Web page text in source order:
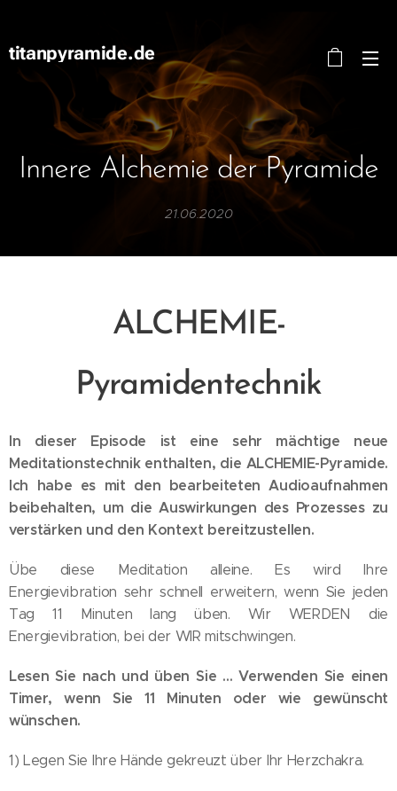
titanpyramide.de
Innere Alchemie der Pyramide
21.06.2020
ALCHEMIE-
Pyramidentechnik
In dieser Episode ist eine sehr mächtige neue
Meditationstechnik enthalten, die ALCHEMIE-Pyramide.
Ich habe es mit den bearbeiteten Audioaufnahmen
beibehalten, um die Auswirkungen des Prozesses zu
verstärken und den Kontext bereitzustellen.
Übe diese Meditation alleine. Es wird Ihre
Energievibration sehr schnell erweitern, wenn Sie jeden
Tag 11 Minuten lang üben. Wir WERDEN die
Energievibration, bei der WIR mitschwingen.
Lesen Sie nach und üben Sie ... Verwenden Sie einen
Timer, wenn Sie 11 Minuten oder wie gewünscht
wünschen.
1) Legen Sie Ihre Hände gekreuzt über Ihr Herzchakra.